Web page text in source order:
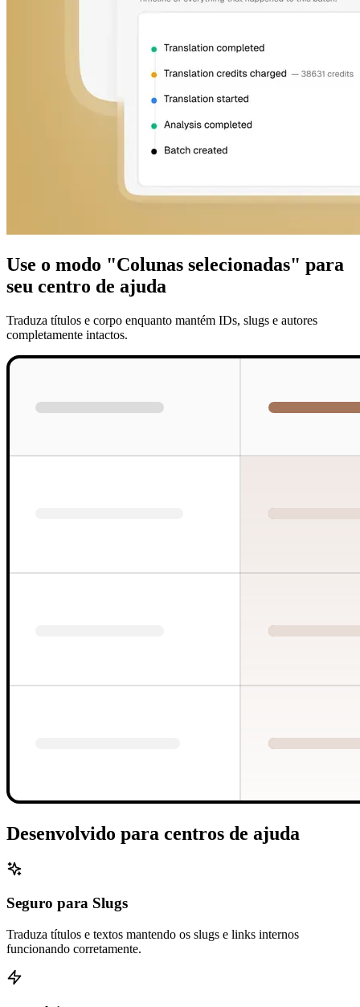
Use o modo "Colunas selecionadas" para
seu centro de ajuda
Traduza títulos e corpo enquanto mantém IDs, slugs e autores
completamente intactos.
Desenvolvido para centros de ajuda
Seguro para Slugs
Traduza títulos e textos mantendo os slugs e links internos
funcionando corretamente.